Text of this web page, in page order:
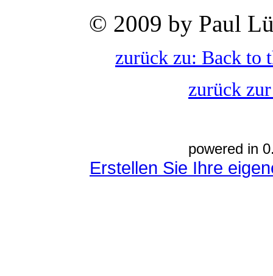
© 2009 by Paul
zurück zu: Back to
zurück
powered in
Erstellen Sie Ihre